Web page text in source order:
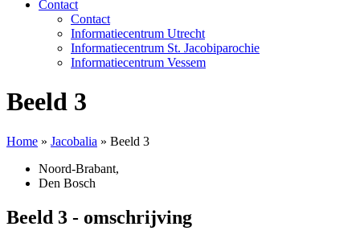
Contact
Contact
Informatiecentrum Utrecht
Informatiecentrum St. Jacobiparochie
Informatiecentrum Vessem
Beeld 3
Home » Jacobalia » Beeld 3
Noord-Brabant,
Den Bosch
Beeld 3 - omschrijving